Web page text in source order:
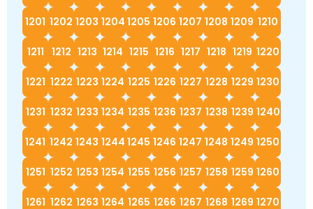
1201 1202 1203 1204 1205 1206 1207 1208 1209 1210
1211 1212 1213 1214 1215 1216 1217 1218 1219 1220
1221 1222 1223 1224 1225 1226 1227 1228 1229 1230
1231 1232 1233 1234 1235 1236 1237 1238 1239 1240
1241 1242 1243 1244 1245 1246 1247 1248 1249 1250
1251 1252 1253 1254 1255 1256 1257 1258 1259 1260
1261 1262 1263 1264 1265 1266 1267 1268 1269 1270